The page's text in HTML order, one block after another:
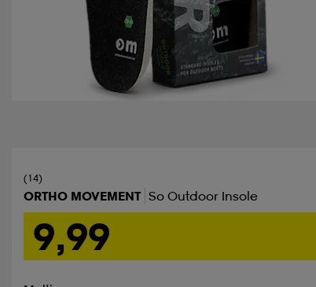
(14)
ORTHO MOVEMENT So Outdoor Insole
9,99